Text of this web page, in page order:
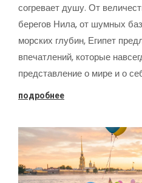
согревает душу. От
берегов Нила, от шумных
морских глубин, Египет
впечатлений, которые
представление о мире и о
подробнее